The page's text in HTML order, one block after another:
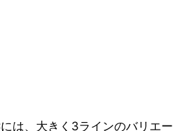
は、大きく3ラインのバリエー